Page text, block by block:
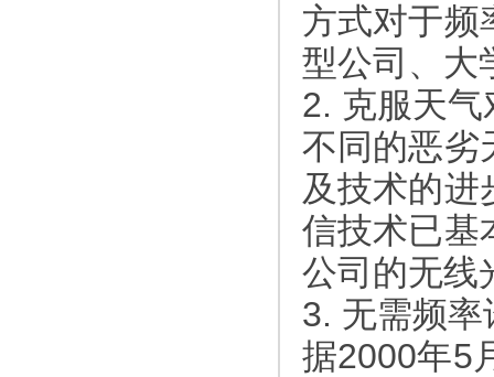
方式对于频
型公司、大
2. 克服天
不同的恶劣
及技术的进
信技术已基
公司的无线
3. 无需频率
据2000年5